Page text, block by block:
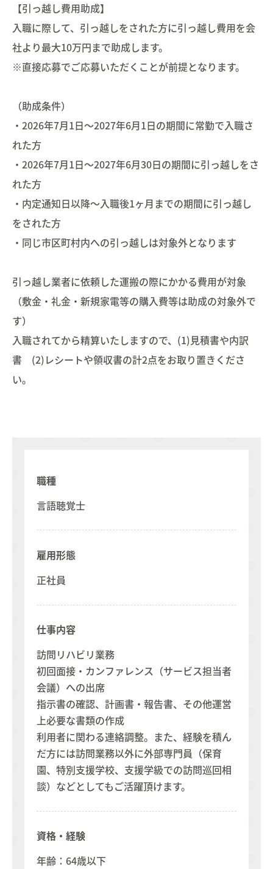
【引っ越し費用助成】
入職に際して、引っ越しをされた方に引っ越し費用を会
社より最大10万円まで助成します。
※直接応募でご応募いただくことが前提となります。
（助成条件）
・2026年7月1日～2027年6月1日の期間に常勤で入職さ
れた方
・2026年7月1日～2027年6月30日の期間に引っ越しをさ
れた方
・内定通知日以降～入職後1ヶ月までの期間に引っ越し
をされた方
・同じ市区町村内への引っ越しは対象外となります
引っ越し業者に依頼した運搬の際にかかる費用が対象
（敷金・礼金・新規家電等の購入費等は助成の対象外で
す）
入職されてから精算いたしますので、(1)見積書や内訳
書 (2)レシートや領収書の計2点をお取り置きくださ
い。
職種
言語聴覚士
雇用形態
正社員
仕事内容
訪問リハビリ業務
初回面接・カンファレンス（サービス担当者
会議）への出席
指示書の確認、計画書・報告書、その他運営
上必要な書類の作成
利用者に関わる連絡調整。また、経験を積ん
だ方には訪問業務以外に外部専門員（保育
園、特別支援学校、支援学級での訪問巡回相
談）などとしてもご活躍頂けます。
資格・経験
年齢：64歳以下